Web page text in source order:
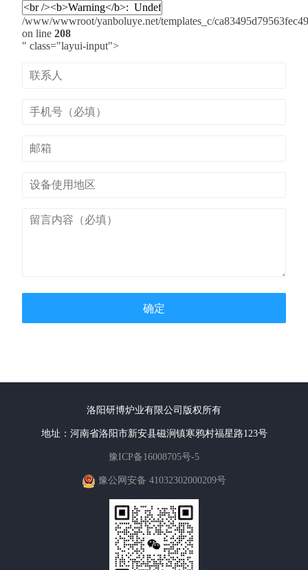
/www/wwwroot/yanboluye.net/templates_c/
on line 208
" class="layui-input">
确定
洛阳研博炉业有限公司版权所有
地址：河南省洛阳市新安县磁涧镇寒鸦村福星路123号
豫ICP备16008705号-5
豫公网安备 41032302000209号